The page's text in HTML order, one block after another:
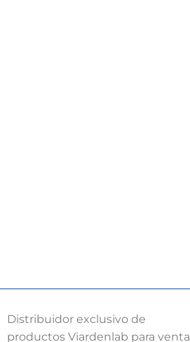
Distribuidor exclusivo de
productos Viardenlab para venta